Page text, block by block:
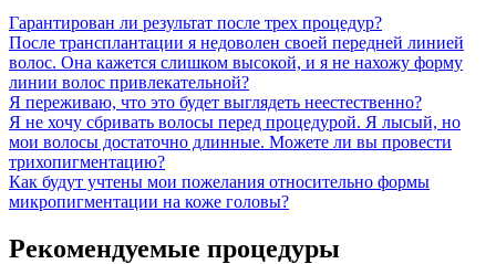
Гарантирован ли результат после трех процедур?
После трансплантации я недоволен своей передней линией
волос. Она кажется слишком высокой, и я не нахожу форму
линии волос привлекательной?
Я переживаю, что это будет выглядеть неестественно?
Я не хочу сбривать волосы перед процедурой. Я лысый, но
мои волосы достаточно длинные. Можете ли вы провести
трихопигментацию?
Как будут учтены мои пожелания относительно формы
микропигментации на коже головы?
Рекомендуемые процедуры